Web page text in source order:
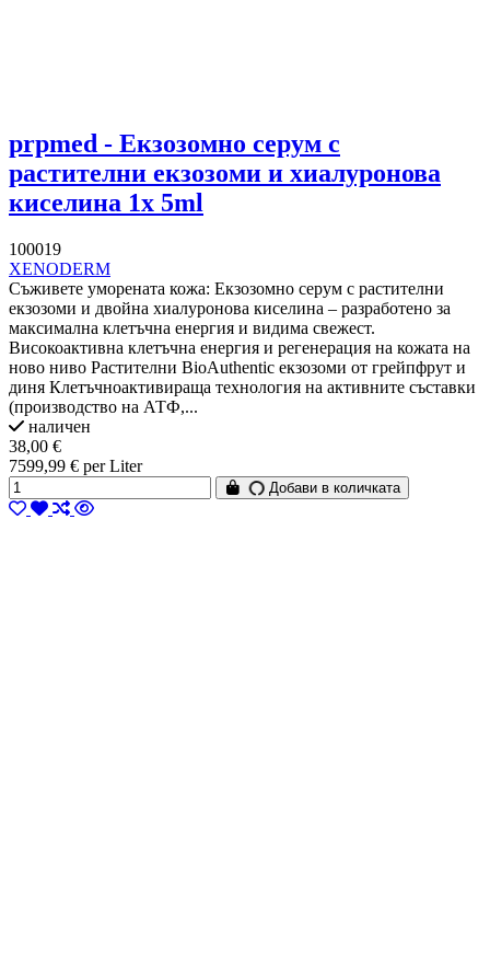
prpmed - Екзозомно серум с
растителни екзозоми и хиалуронова
киселина 1x 5ml
100019
XENODERM
Съживете уморената кожа: Екзозомно серум с растителни
екзозоми и двойна хиалуронова киселина – разработено за
максимална клетъчна енергия и видима свежест.
Високоактивна клетъчна енергия и регенерация на кожата на
ново ниво Растителни BioAuthentic екзозоми от грейпфрут и
диня Клетъчноактивираща технология на активните съставки
(производство на АТФ,...
наличен
38,00 €
7599,99 € per Liter
Добави в количката